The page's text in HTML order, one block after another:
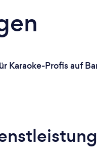
Karaoke-Profis auf